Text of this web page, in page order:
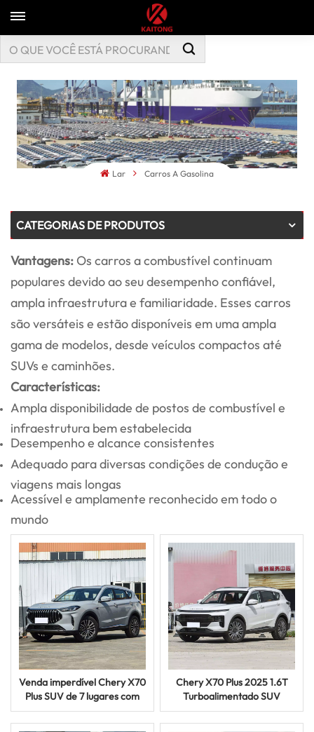
Lar Carros A Gasolina
CATEGORIAS DE PRODUTOS
Vantagens: Os carros a combustível continuam
populares devido ao seu desempenho confiável,
ampla infraestrutura e familiaridade. Esses carros
são versáteis e estão disponíveis em uma ampla
gama de modelos, desde veículos compactos até
SUVs e caminhões.
Características:
Ampla disponibilidade de postos de combustível e
infraestrutura bem estabelecida
Desempenho e alcance consistentes
Adequado para diversas condições de condução e
viagens mais longas
Acessível e amplamente reconhecido em todo o
mundo
Venda imperdível Chery X70
Plus SUV de 7 lugares com
motor a gasolina e interior
confortável, veículo usado
Chery X70 Plus 2025 1.6T
Turboalimentado SUV
Transmissão Automática
Carro Familiar 5 Portas